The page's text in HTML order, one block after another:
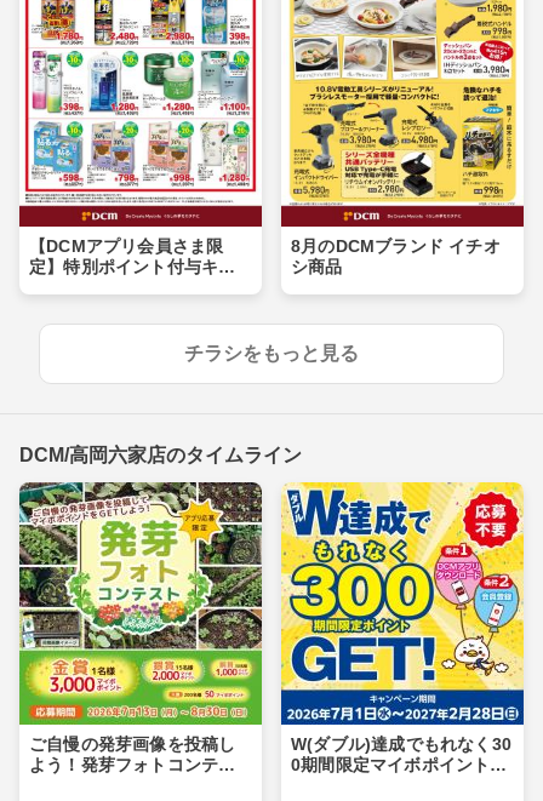
【DCMアプリ会員さま限
定】特別ポイント付与キャ
8月のDCMブランド イチオ
シ商品
チラシをもっと見る
DCM/高岡六家店のタイムライン
ご自慢の発芽画像を投稿し
よう！発芽フォトコンテス
W(ダブル)達成でもれなく30
0期間限定マイボポイントG